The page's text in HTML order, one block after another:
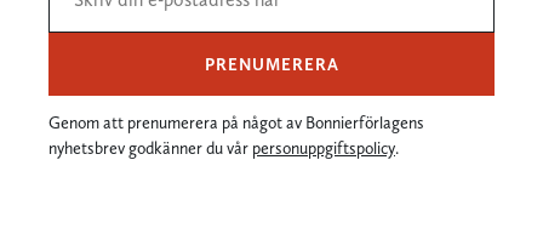
PRENUMERERA
Genom att prenumerera på något av Bonnierförlagens
nyhetsbrev godkänner du vår personuppgiftspolicy.